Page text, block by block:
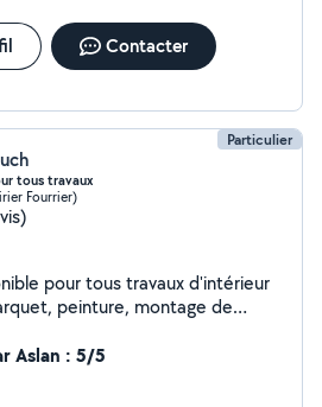
Contacter
Particulier
tous travaux
Fourrier)
pour tous travaux d'intérieur
peinture, montage de
week-end si c'est urgent.
Aslan : 5/5